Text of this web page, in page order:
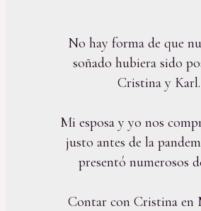
No hay forma de que
soñado hubiera sido
Cristina y Karl.
Mi esposa y yo nos
justo antes de la
presentó numerosos
Contar con Cristina en